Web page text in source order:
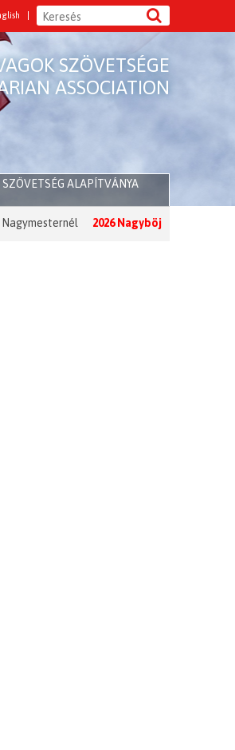
SZÖVETSÉGE
ASSOCIATION
SZÖVETSÉG ALAPÍTVÁNYA
2026 Nagyböjt:A Nagymester